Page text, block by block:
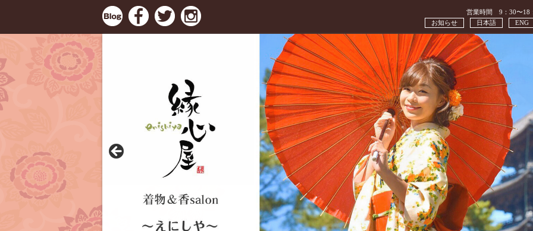
営業時間 9：30〜
ENG
日本語
お知らせ